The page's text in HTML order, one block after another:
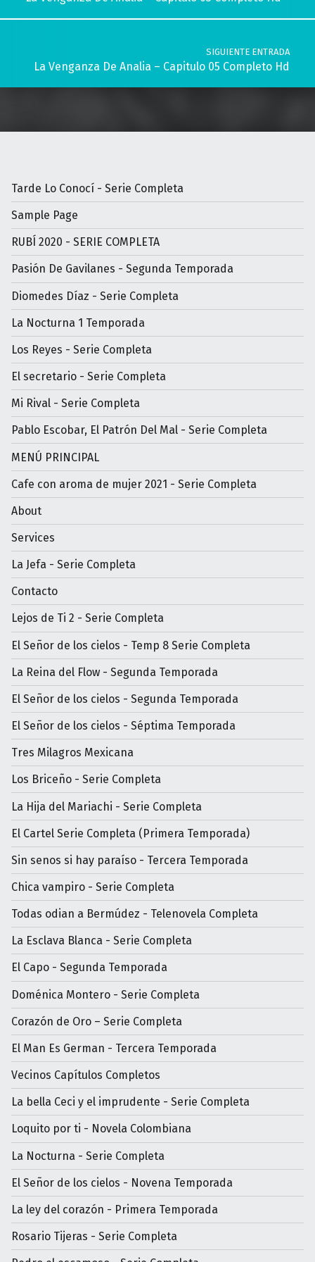
SIGUIENTE ENTRADA
La Venganza De Analia – Capitulo 05 Completo Hd
Tarde Lo Conocí - Serie Completa
Sample Page
RUBÍ 2020 - SERIE COMPLETA
Pasión De Gavilanes - Segunda Temporada
Diomedes Díaz - Serie Completa
La Nocturna 1 Temporada
Los Reyes - Serie Completa
El secretario - Serie Completa
Mi Rival - Serie Completa
Pablo Escobar, El Patrón Del Mal - Serie Completa
MENÚ PRINCIPAL
Cafe con aroma de mujer 2021 - Serie Completa
About
Services
La Jefa - Serie Completa
Contacto
Lejos de Ti 2 - Serie Completa
El Señor de los cielos - Temp 8 Serie Completa
La Reina del Flow - Segunda Temporada
El Señor de los cielos - Segunda Temporada
El Señor de los cielos - Séptima Temporada
Tres Milagros Mexicana
Los Briceño - Serie Completa
La Hija del Mariachi - Serie Completa
El Cartel Serie Completa (Primera Temporada)
Sin senos si hay paraíso - Tercera Temporada
Chica vampiro - Serie Completa
Todas odian a Bermúdez - Telenovela Completa
La Esclava Blanca - Serie Completa
El Capo - Segunda Temporada
Doménica Montero - Serie Completa
Corazón de Oro – Serie Completa
El Man Es German - Tercera Temporada
Vecinos Capítulos Completos
La bella Ceci y el imprudente - Serie Completa
Loquito por ti - Novela Colombiana
La Nocturna - Serie Completa
El Señor de los cielos - Novena Temporada
La ley del corazón - Primera Temporada
Rosario Tijeras - Serie Completa